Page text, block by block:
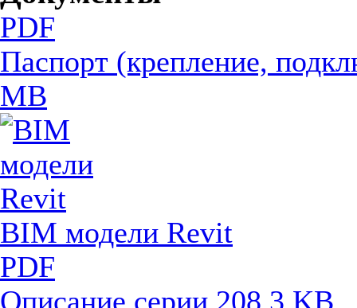
PDF
Паспорт (крепление,
MB
BIM модели Revit
PDF
Описание серии 208.3 KB